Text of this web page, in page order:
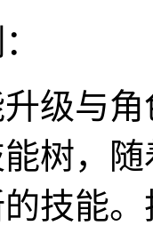
级与
树，
技能